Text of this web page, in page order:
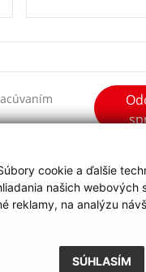
cookie a ďalšie
našich webových
reklamy, na analýzu
SÚHLASÍM
s
2,
s.r.o.